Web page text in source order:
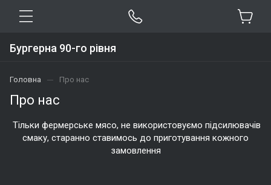
Бургерна 90-го рівня
Головна Про нас
Про нас
Тільки фермерське мясо, не використовуємо підсилювачів
смаку, старанно ставимось до приготування кожного
замовлення